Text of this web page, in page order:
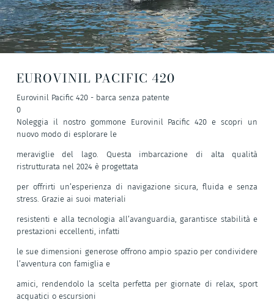
EUROVINIL PACIFIC 420
Eurovinil Pacific 420 - barca senza patente
0
Noleggia il nostro gommone Eurovinil Pacific 420 e scopri un
nuovo modo di esplorare le
meraviglie del lago. Questa imbarcazione di alta qualità
ristrutturata nel 2024 è progettata
per offrirti un’esperienza di navigazione sicura, fluida e senza
stress. Grazie ai suoi materiali
resistenti e alla tecnologia all’avanguardia, garantisce stabilità e
prestazioni eccellenti, infatti
le sue dimensioni generose offrono ampio spazio per condividere
l’avventura con famiglia e
amici, rendendolo la scelta perfetta per giornate di relax, sport
acquatici o escursioni